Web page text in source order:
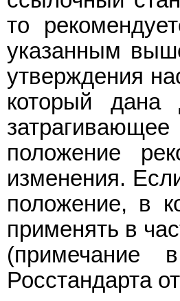
то
указанным
утверждения
который дана
положение
изменения.
положение, в
применять в
(примечание
Росстандарта